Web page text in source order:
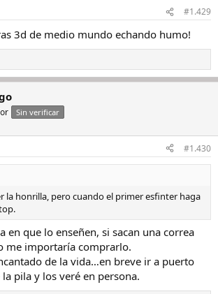
#1.429
3d de medio mundo echando humo!
Sin verificar
#1.430
la honrilla, pero cuando el primer esfinter haga
en que lo enseñen, si sacan una correa
me importaría comprarlo.
de la vida…en breve ir a puerto
pila y los veré en persona.